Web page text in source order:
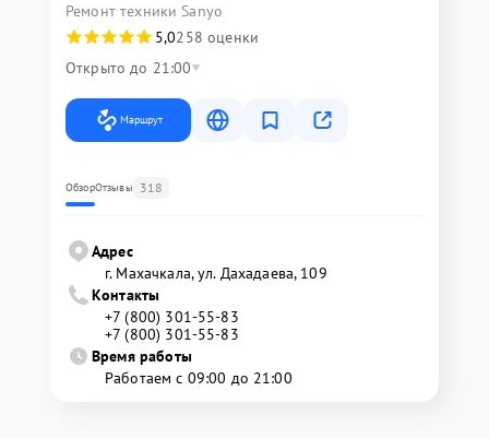
Ремонт техники Sanyo
5,0258 оценки
Открыто до 21:00
Маршрут
ОбзорОтзывы 318
Адрес
г. Махачкала, ул. Дахадаева, 109
Контакты
+7 (800) 301-55-83
+7 (800) 301-55-83
Время работы
Работаем с 09:00 до 21:00